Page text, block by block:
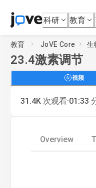
科研 教育
教育 JoVE Core 生
23.4激素调节
视频
31.4K 次观看·01:33
Overview